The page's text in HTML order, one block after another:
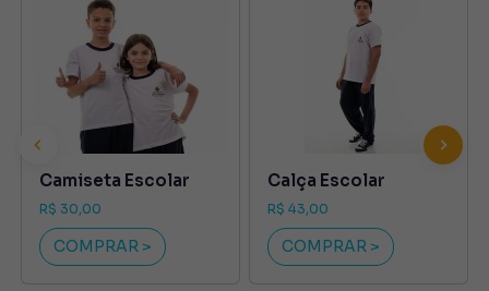
Camiseta Escolar
R$ 30,00
COMPRAR >
Calça Escolar
R$ 43,00
COMPRAR >